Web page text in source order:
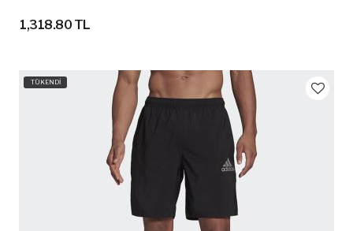
1,318.80 TL
TÜKENDİ